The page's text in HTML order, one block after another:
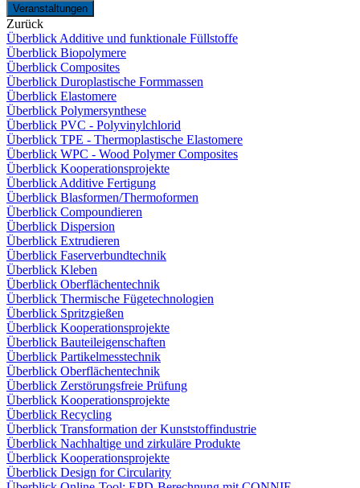
Veranstaltungen
Zurück
Überblick Additive und funktionale Füllstoffe
Überblick Biopolymere
Überblick Composites
Überblick Duroplastische Formmassen
Überblick Elastomere
Überblick Polymersynthese
Überblick PVC - Polyvinylchlorid
Überblick TPE - Thermoplastische Elastomere
Überblick WPC - Wood Polymer Composites
Überblick Kooperationsprojekte
Überblick Additive Fertigung
Überblick Blasformen/Thermoformen
Überblick Compoundieren
Überblick Dispersion
Überblick Extrudieren
Überblick Faserverbundtechnik
Überblick Kleben
Überblick Oberflächentechnik
Überblick Thermische Fügetechnologien
Überblick Spritzgießen
Überblick Kooperationsprojekte
Überblick Bauteileigenschaften
Überblick Partikelmesstechnik
Überblick Oberflächentechnik
Überblick Zerstörungsfreie Prüfung
Überblick Kooperationsprojekte
Überblick Recycling
Überblick Transformation der Kunststoffindustrie
Überblick Nachhaltige und zirkuläre Produkte
Überblick Kooperationsprojekte
Überblick Design for Circularity